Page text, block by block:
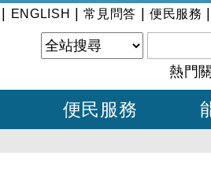
ENGLISH |常見問答 便民服務
熱門
便民服務